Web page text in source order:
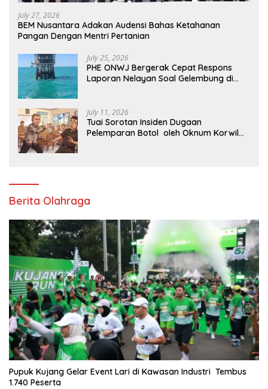
July 27, 2026
BEM Nusantara Adakan Audensi Bahas Ketahanan
Pangan Dengan Mentri Pertanian
July 25, 2026
PHE ONWJ Bergerak Cepat Respons
Laporan Nelayan Soal Gelembung di
July 11, 2026
Tuai Sorotan Insiden Dugaan
Pelemparan Botol oleh Oknum Korwil
Berita Olahraga
Pupuk Kujang Gelar Event Lari di Kawasan Industri Tembus
1.740 Peserta